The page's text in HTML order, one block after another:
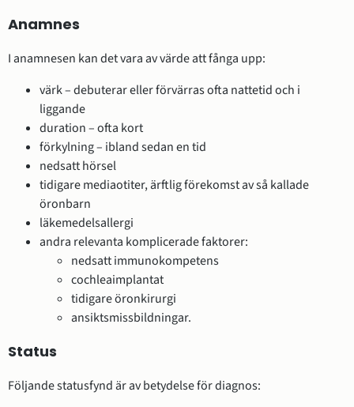
Anamnes
I anamnesen kan det vara av värde att fånga upp:
värk – debuterar eller förvärras ofta nattetid och i
liggande
duration – ofta kort
förkylning – ibland sedan en tid
nedsatt hörsel
tidigare mediaotiter, ärftlig förekomst av så kallade
öronbarn
läkemedelsallergi
andra relevanta komplicerade faktorer:
nedsatt immunokompetens
cochleaimplantat
tidigare öronkirurgi
ansiktsmissbildningar.
Status
Följande statusfynd är av betydelse för diagnos: